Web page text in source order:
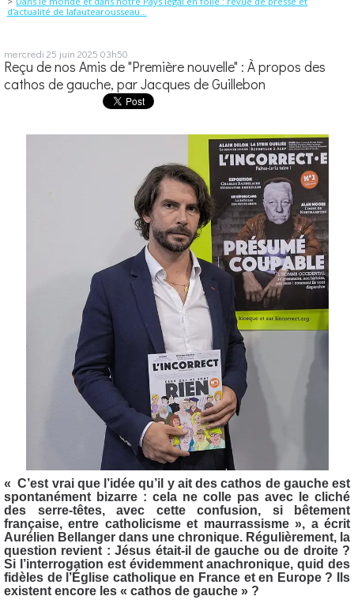
d'actualité de lafautearousseau...
mercredi 25 juin 2025 03h50
Reçu de nos Amis de "Première nouvelle" : À propos des
cathos de gauche, par Jacques de Guillebon
« C’est vrai que l’idée qu’il y ait des cathos de gauche est
spontanément bizarre : cela ne colle pas avec le cliché
des serre-têtes, avec cette confusion, si bêtement
française, entre catholicisme et maurrassisme », a écrit
Aurélien Bellanger dans une chronique. Régulièrement, la
question revient : Jésus était-il de gauche ou de droite ?
Si l’interrogation est évidemment anachronique, quid des
fidèles de l’Église catholique en France et en Europe ? Ils
existent encore les « cathos de gauche » ?